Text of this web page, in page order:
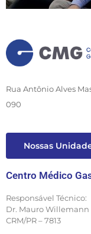
Rua Antônio Alves
090
Nossas
Centro Médico
Responsável Técnico:
Dr. Mauro
CRM/PR – 7813